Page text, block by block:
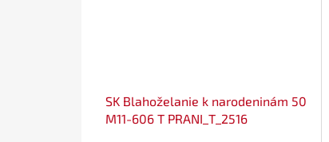
SK Blahoželanie k narodeninám 50
M11-606 T PRANI_T_2516